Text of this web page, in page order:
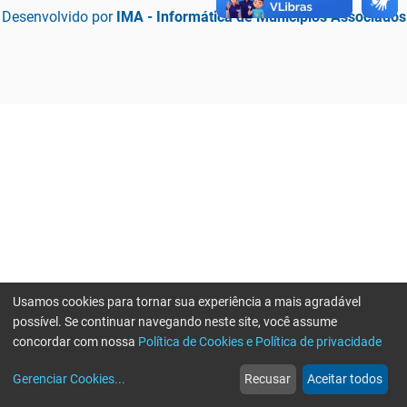
Desenvolvido por IMA - Informática de Municípios Associados
web
Notícias
more_horiz
Mais
Usamos cookies para tornar sua experiência a mais agradável
possível. Se continuar navegando neste site, você assume
concordar com nossa Política de Cookies e Política de privacidade
Gerenciar Cookies... Recusar Aceitar todos
Erro ao enviar informações, por favor tente novamente